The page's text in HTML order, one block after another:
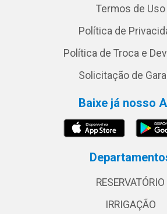
Termos de Uso
Política de
Política de Troca e
Solicitação de
Baixe já nosso
RESERVATÓRIO
IRRIGAÇÃO